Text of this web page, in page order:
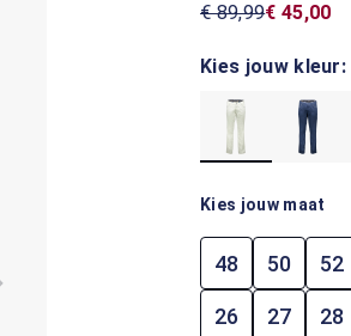
€ 89,99€ 45,00
Kies jouw kleur:
Kies jouw maat
48 50 52
26 27 28